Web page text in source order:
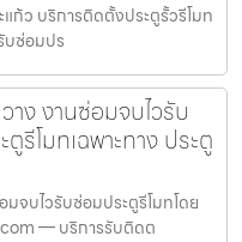
ก้ว บริการติดตั้งประตูรั้วรีโมท
บซ่อมปร
าง งานซ่อมจบไวรับ
รีโมทเฉพาะทาง ประตู
มจบไวรับซ่อมประตูรีโมทโดย
.com — บริการรับติดต